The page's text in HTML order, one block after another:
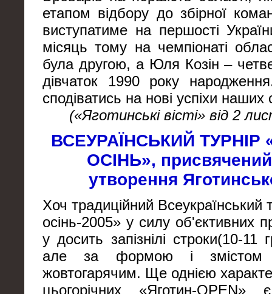
етапом відбору до збірної
виступатиме на першості
місяць тому на чемпіонаті
була другою, а Юля Козін –
дівчаток 1990 року
сподіватись на нові успіхи
(«Яготинські вісті» від 2
ВСЕУРАЇНСЬКИЙ ТУРНІР
ОСІНЬ»,
утворення
Хоч традиційний Всеукраїнський
осінь-2005» у силу об'єктивних
у досить запізнілі строки(10-11
але за формою і змістом
жовтогарячим. Ще однією
цьогорічних «Яготин-